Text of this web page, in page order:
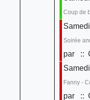
Coup de
Soirée
par
::
Fanny -
par ::